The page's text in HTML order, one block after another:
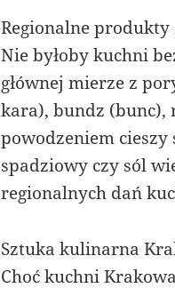
Regionalne produkty
Nie byłoby kuchni
głównej mierze z
kara), bundz (bunc),
powodzeniem cieszy
spadziowy czy sól
regionalnych dań
Sztuka kulinarna
Choć kuchni